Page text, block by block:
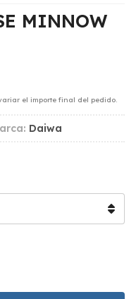
MINNOW
el importe final del pedido.
Daiwa